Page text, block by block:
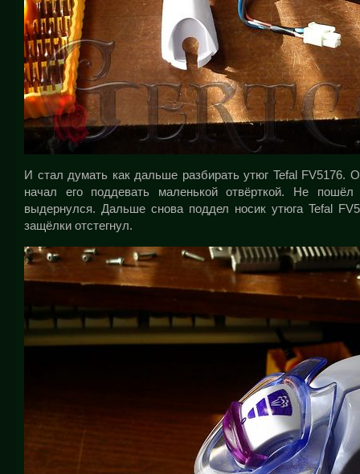
И стал думать как дальше разбирать утюг Tefal FV5176.
начал его поддевать маленькой отвёрткой. Не
выдернулся. Дальше снова поддел носик утюга Tefal
защёлки отстегнул.